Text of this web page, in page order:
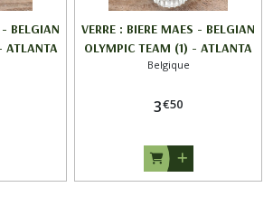
- BELGIAN
ATLANTA
VERRE : BIERE MAES - BELGIAN
OLYMPIC TEAM (1) - ATLANTA
96
Belgique
3€50